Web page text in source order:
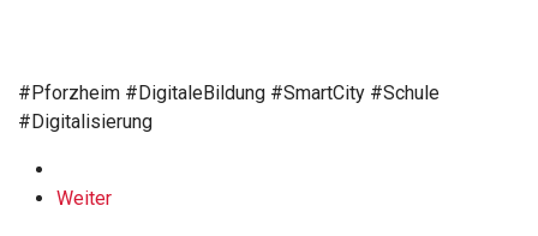
#Pforzheim #DigitaleBildung #SmartCity #Schule
#Digitalisierung
Weiter